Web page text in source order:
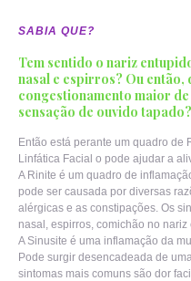
SABIA QUE?
Tem sentido o nariz
nasal e espirros? Ou então,
congestionamento maior
sensação de ouvido tapado?
Então está perante um quadro de
Linfática Facial o pode ajudar a
A Rinite é um quadro de
pode ser causada por diversas
alérgicas e as constipações. Os
nasal, espirros, comichão no
A Sinusite é uma inflamação da
Pode surgir desencadeada de
sintomas mais comuns são dor